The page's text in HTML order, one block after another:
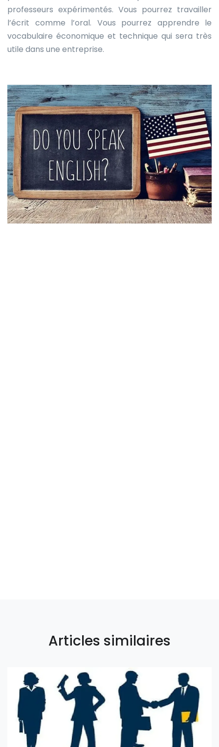
professeurs expérimentés. Vous pourrez travailler
l’écrit comme l’oral. Vous pourrez apprendre le
vocabulaire économique et technique qui sera très
utile dans une entreprise.
Articles similaires